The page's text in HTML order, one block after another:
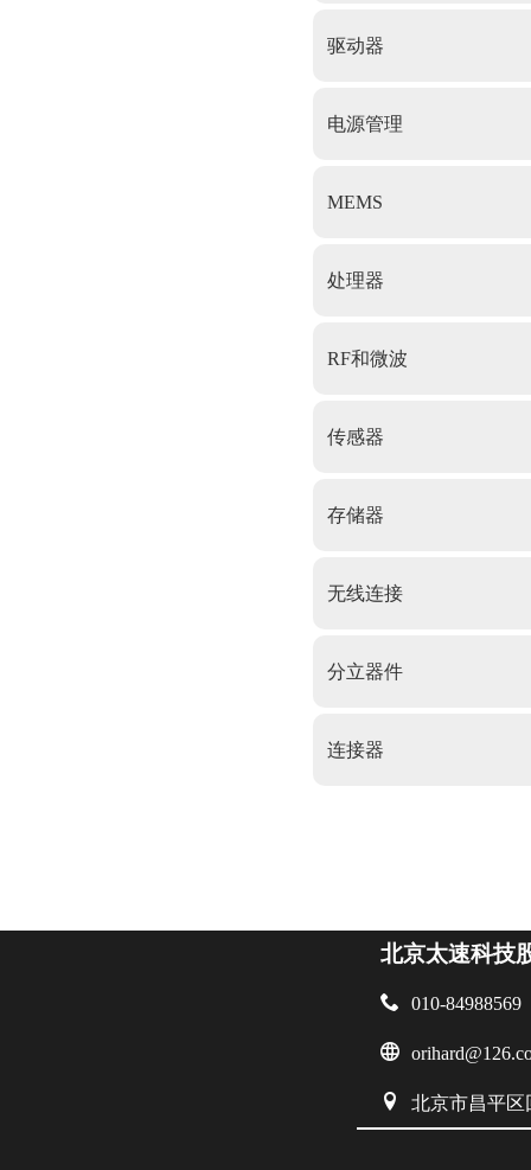
驱动器
电源管理
MEMS
处理器
RF和微波
传感器
存储器
无线连接
分立器件
连接器
北京太速科技
 010-84988569

 北京市昌平区